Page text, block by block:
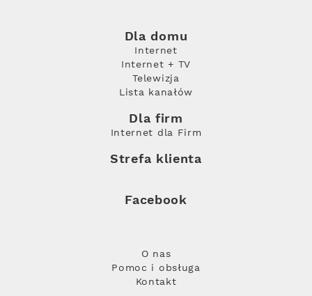
Dla domu
Internet
Internet + TV
Telewizja
Lista kanałów
Dla firm
Internet dla Firm
Strefa klienta
Facebook
O nas
Pomoc i obsługa
Kontakt